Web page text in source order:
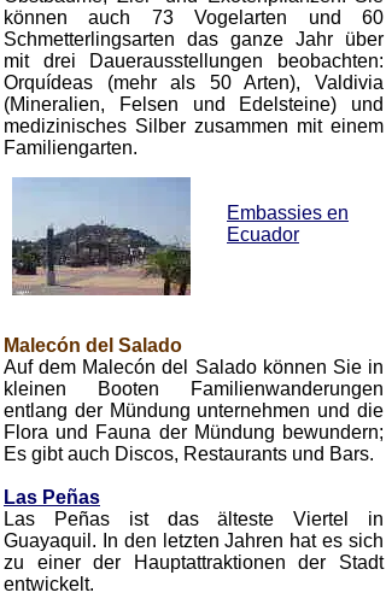
Embassies en
Ecuador
können auch 73 Vogelarten und 60
Schmetterlingsarten das ganze Jahr über
mit drei Dauerausstellungen beobachten:
Orquídeas (mehr als 50 Arten), Valdivia
(Mineralien, Felsen und Edelsteine) und
medizinisches Silber zusammen mit einem
Familiengarten.
Malecón del Salado
Auf dem Malecón del Salado können Sie in
kleinen Booten Familienwanderungen
entlang der Mündung unternehmen und die
Flora und Fauna der Mündung bewundern;
Es gibt auch Discos, Restaurants und Bars.
Las Peñas
Las Peñas ist das älteste Viertel in
Guayaquil. In den letzten Jahren hat es sich
zu einer der Hauptattraktionen der Stadt
entwickelt.